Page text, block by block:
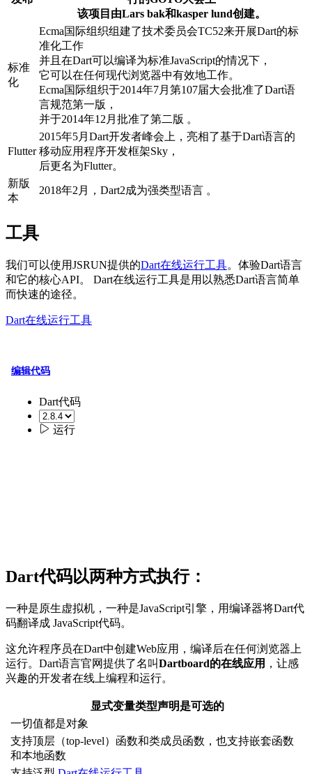
该项目由Lars bak和kasper lund创建。
标准
化
Ecma国际组织组建了技术委员会TC52来开展Dart的标
准化工作
并且在Dart可以编译为标准JavaScript的情况下，
它可以在任何现代浏览器中有效地工作。
Ecma国际组织于2014年7月第107届大会批准了Dart语
言规范第一版，
并于2014年12月批准了第二版 。
Flutter
2015年5月Dart开发者峰会上，亮相了基于Dart语言的
移动应用程序开发框架Sky，
后更名为Flutter。
新版
本
2018年2月，Dart2成为强类型语言 。
工具
我们可以使用JSRUN提供的Dart在线运行工具。体验Dart语言
和它的核心API。 Dart在线运行工具是用以熟悉Dart语言简单
而快速的途径。
Dart在线运行工具
Dart代码以两种方式执行：
一种是原生虚拟机，一种是JavaScript引擎，用编译器将Dart代
码翻译成 JavaScript代码。
这允许程序员在Dart中创建Web应用，编译后在任何浏览器上
运行。Dart语言官网提供了名叫Dartboard的在线应用 ，让感
兴趣的开发者在线上编程和运行。
显式变量类型声明是可选的
一切值都是对象
支持顶层（top-level）函数和类成员函数，也支持嵌套函数
和本地函数